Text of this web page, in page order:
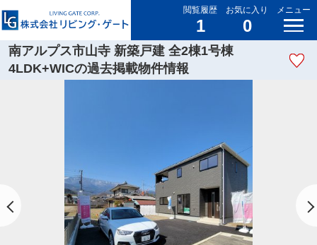
閲覧履歴
1
お気に入り
0
メニュー
南アルプス市山寺 新築戸建 全2棟1号棟
4LDK+WICの過去掲載物件情報